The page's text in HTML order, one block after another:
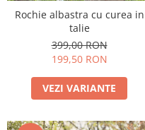
Rochie albastra cu curea in
talie
399,00 RON
199,50 RON
VEZI VARIANTE